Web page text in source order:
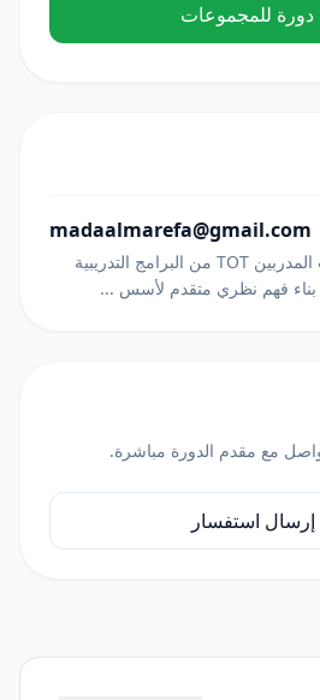
للمجموعات
madaalmarefa@gmail.com
نبذة عامةتُعد دورة تدريب المدربين TOT من البرامج التدريبية
بناء فهم نظري متقدم لأسس ...
مع مقدم الدورة مباشرة.
إرسال استفسار